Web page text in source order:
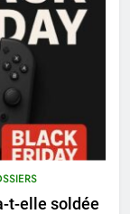
t-elle soldée